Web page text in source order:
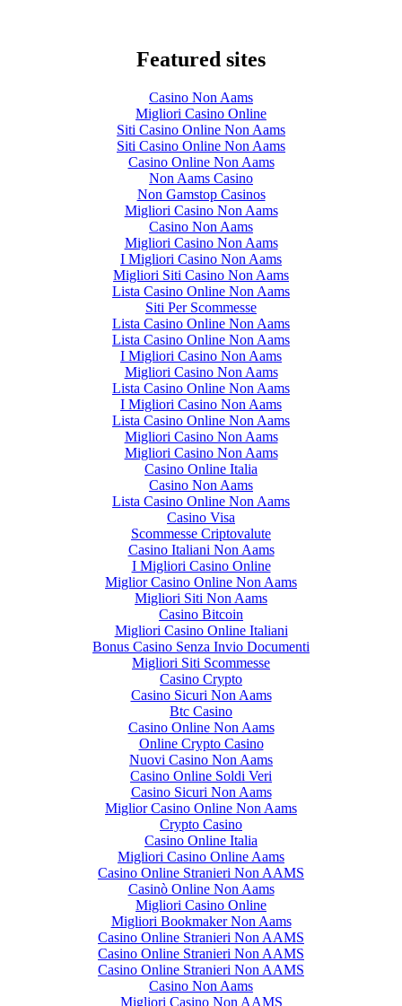
Featured sites
Casino Non Aams
Migliori Casino Online
Siti Casino Online Non Aams
Siti Casino Online Non Aams
Casino Online Non Aams
Non Aams Casino
Non Gamstop Casinos
Migliori Casino Non Aams
Casino Non Aams
Migliori Casino Non Aams
I Migliori Casino Non Aams
Migliori Siti Casino Non Aams
Lista Casino Online Non Aams
Siti Per Scommesse
Lista Casino Online Non Aams
Lista Casino Online Non Aams
I Migliori Casino Non Aams
Migliori Casino Non Aams
Lista Casino Online Non Aams
I Migliori Casino Non Aams
Lista Casino Online Non Aams
Migliori Casino Non Aams
Migliori Casino Non Aams
Casino Online Italia
Casino Non Aams
Lista Casino Online Non Aams
Casino Visa
Scommesse Criptovalute
Casino Italiani Non Aams
I Migliori Casino Online
Miglior Casino Online Non Aams
Migliori Siti Non Aams
Casino Bitcoin
Migliori Casino Online Italiani
Bonus Casino Senza Invio Documenti
Migliori Siti Scommesse
Casino Crypto
Casino Sicuri Non Aams
Btc Casino
Casino Online Non Aams
Online Crypto Casino
Nuovi Casino Non Aams
Casino Online Soldi Veri
Casino Sicuri Non Aams
Miglior Casino Online Non Aams
Crypto Casino
Casino Online Italia
Migliori Casino Online Aams
Casino Online Stranieri Non AAMS
Casinò Online Non Aams
Migliori Casino Online
Migliori Bookmaker Non Aams
Casino Online Stranieri Non AAMS
Casino Online Stranieri Non AAMS
Casino Online Stranieri Non AAMS
Casino Non Aams
Migliori Casino Non AAMS